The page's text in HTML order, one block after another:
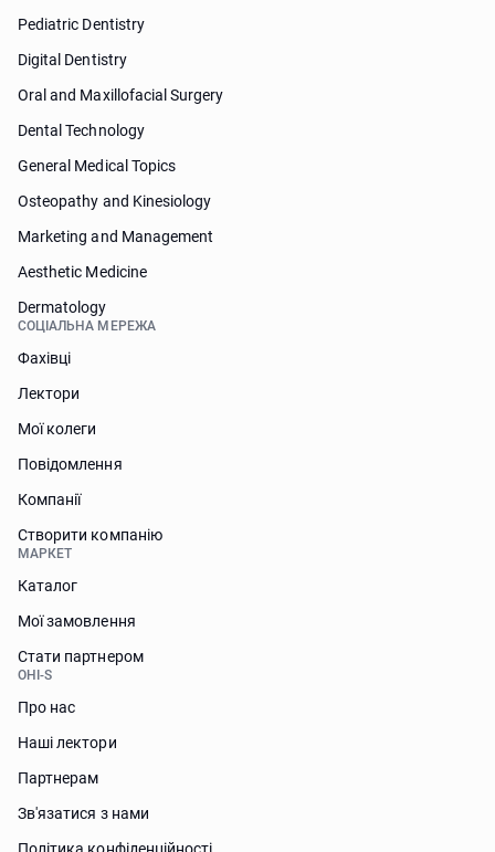
Pediatric Dentistry
Digital Dentistry
Oral and Maxillofacial Surgery
Dental Technology
General Medical Topics
Osteopathy and Kinesiology
Marketing and Management
Aesthetic Medicine
Dermatology
СОЦІАЛЬНА МЕРЕЖА
Фахівці
Лектори
Мої колеги
Повідомлення
Компанії
Створити компанію
МАРКЕТ
Каталог
Мої замовлення
Стати партнером
OHI-S
Про нас
Наші лектори
Партнерам
Зв'язатися з нами